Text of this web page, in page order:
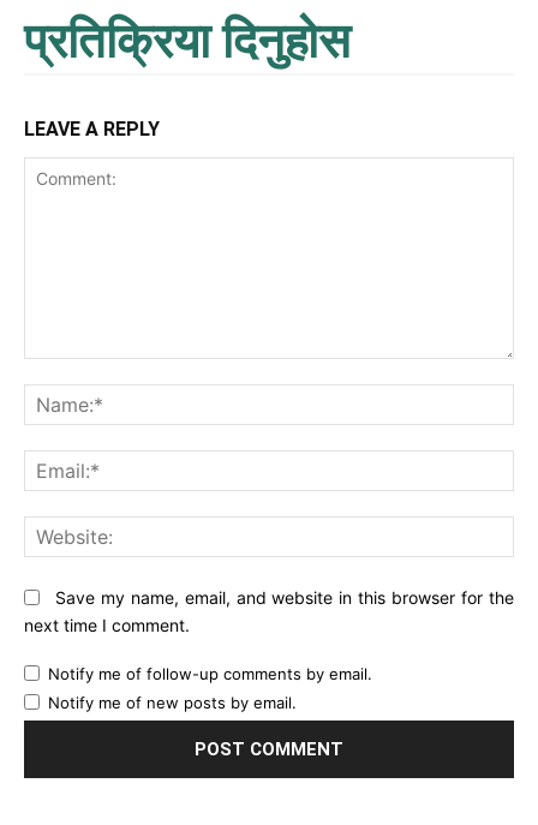
प्रतिक्रिया दिनुहोस
LEAVE A REPLY
Save my name, email, and website in this browser for the
next time I comment.
Notify me of follow-up comments by email.
Notify me of new posts by email.